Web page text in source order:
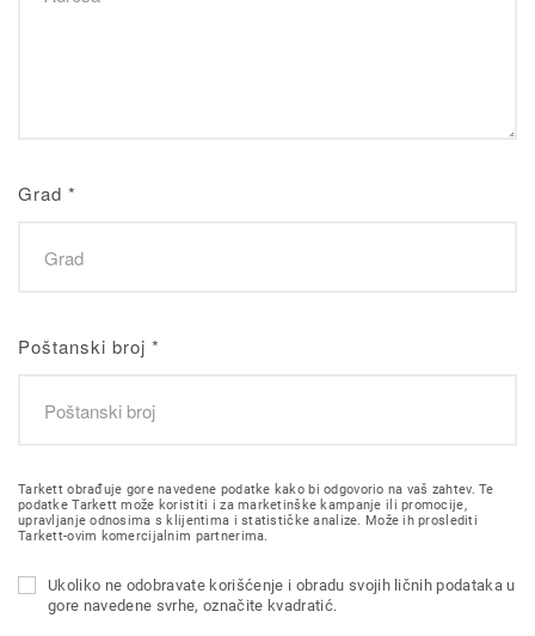
Grad *
Poštanski broj *
Tarkett obrađuje gore navedene podatke kako bi odgovorio na vaš zahtev. Te
podatke Tarkett može koristiti i za marketinške kampanje ili promocije,
upravljanje odnosima s klijentima i statističke analize. Može ih proslediti
Tarkett-ovim komercijalnim partnerima.
Ukoliko ne odobravate korišćenje i obradu svojih ličnih podataka u
gore navedene svrhe, označite kvadratić.